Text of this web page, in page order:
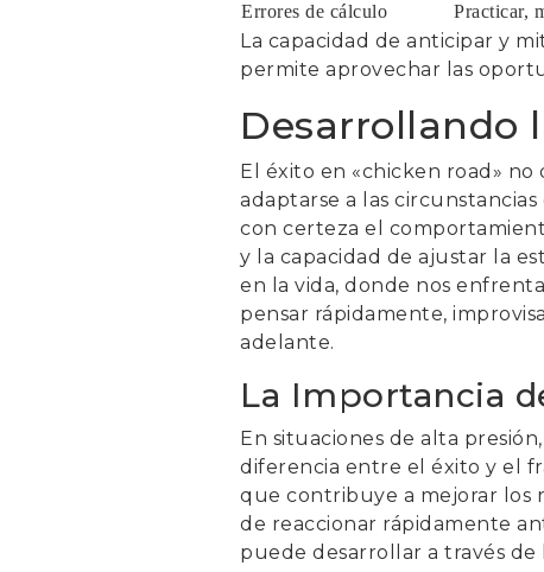
Errores de cálculo
Practicar,
La capacidad de anticipar y
permite aprovechar las
Desarrollando
El éxito en «chicken road»
adaptarse a las
con certeza el
y la capacidad de ajustar la
en la vida, donde nos
pensar rápidamente,
adelante.
La Importancia
En situaciones de alta
diferencia entre el éxito y el
que contribuye a mejorar los
de reaccionar rápidamente
puede desarrollar a través